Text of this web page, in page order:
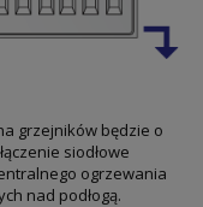
grzejników będzie o
siodłowe
ogrzewania
nad podłogą.